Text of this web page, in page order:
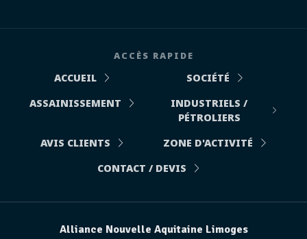
ACCÈS RAPIDE
ACCUEIL
SOCIÉTÉ
ASSAINISSEMENT
INDUSTRIELS /
PÉTROLIERS
AVIS CLIENTS
ZONE D'ACTIVITÉ
CONTACT / DEVIS
Alliance Nouvelle Aquitaine Limoges